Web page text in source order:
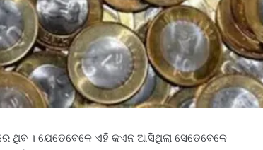
। ଯେତେବେଳେ ଏହି କଏନ ଆସିଥିଲା ସେତେବେଳେ